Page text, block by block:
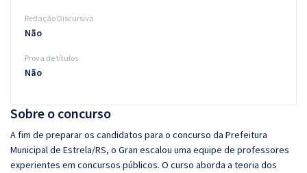
Sobre o concurso
A fim de preparar os candidatos para o concurso da Prefeitura
Municipal de Estrela/RS, o Gran escalou uma equipe de professores
experientes em concursos públicos. O curso aborda a teoria dos
Redação Discursiva
Não
Prova de títulos
Não